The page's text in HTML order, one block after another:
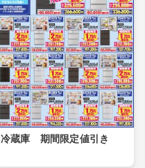
冷蔵庫 期間限定値引き